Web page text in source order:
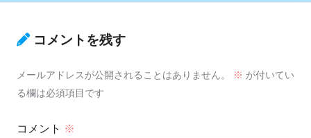
コメントを残す
メールアドレスが公開されることはありません。 ※ が付いてい
る欄は必須項目です
コメント ※